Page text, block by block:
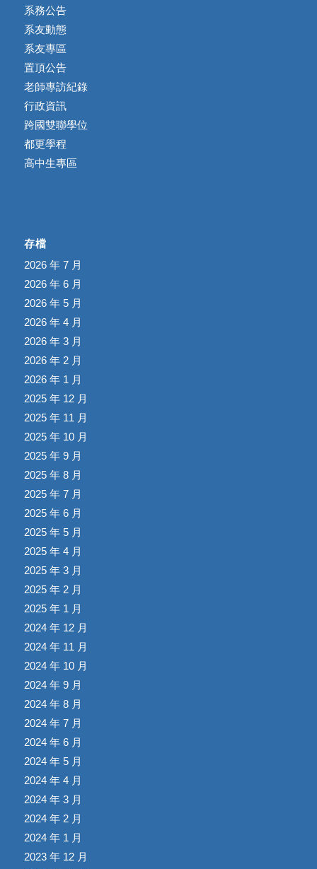
系務公告
系友動態
系友專區
置頂公告
老師專訪紀錄
行政資訊
跨國雙聯學位
都更學程
高中生專區
存檔
2026 年 7 月
2026 年 6 月
2026 年 5 月
2026 年 4 月
2026 年 3 月
2026 年 2 月
2026 年 1 月
2025 年 12 月
2025 年 11 月
2025 年 10 月
2025 年 9 月
2025 年 8 月
2025 年 7 月
2025 年 6 月
2025 年 5 月
2025 年 4 月
2025 年 3 月
2025 年 2 月
2025 年 1 月
2024 年 12 月
2024 年 11 月
2024 年 10 月
2024 年 9 月
2024 年 8 月
2024 年 7 月
2024 年 6 月
2024 年 5 月
2024 年 4 月
2024 年 3 月
2024 年 2 月
2024 年 1 月
2023 年 12 月